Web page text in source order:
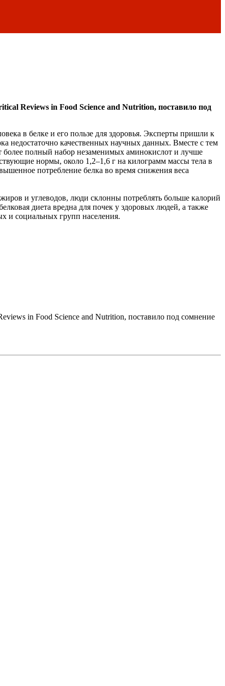
Reviews in Food Science and Nutrition, поставило под
в белке и его пользе для здоровья. Эксперты пришли к
недостаточно качественных научных данных. Вместе с тем
более полный набор незаменимых аминокислот и лучше
нормы, около 1,2–1,6 г на килограмм массы тела в
потребление белка во время снижения веса
и углеводов, люди склонны потреблять больше калорий
диета вредна для почек у здоровых людей, а также
и социальных групп населения.
in Food Science and Nutrition, поставило под сомнение